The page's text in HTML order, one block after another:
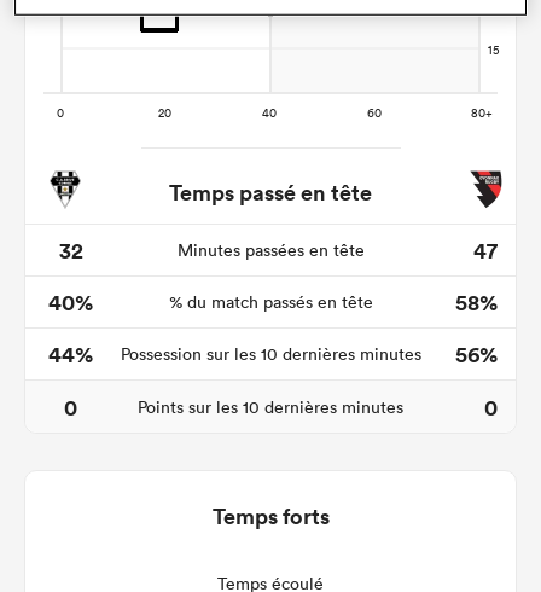
Temps passé en tête
32
Minutes passées en tête
47
40%
% du match passés en tête
58%
44%
Possession sur les 10 dernières minutes
56%
0
Points sur les 10 dernières minutes 0
Temps forts
Temps écoulé